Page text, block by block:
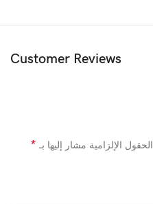
Customer Reviews
الحقول الإلزامية مشار إليها بـ *